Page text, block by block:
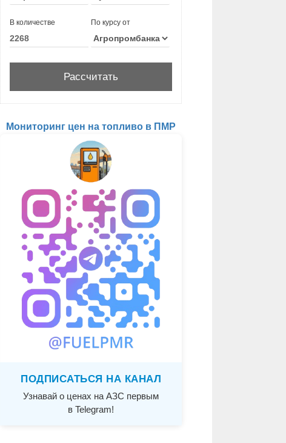
В количестве По курсу от
Мониторинг цен на топливо в ПМР
ПОДПИСАТЬСЯ НА КАНАЛ
Узнавай о ценах на АЗС первым
в Telegram!